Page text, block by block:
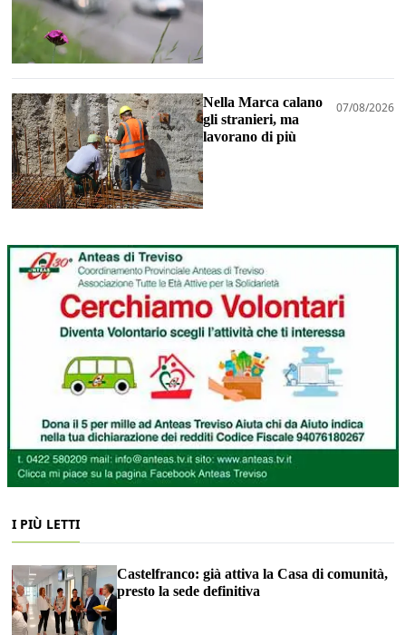
Nella Marca calano
gli stranieri, ma
lavorano di più
07/08/2026
I PIÙ LETTI
Castelfranco: già attiva la Casa di comunità,
presto la sede definitiva